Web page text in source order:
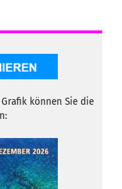
können Sie die